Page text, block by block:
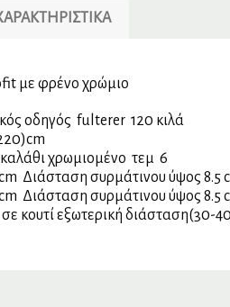
με φρένο χρώμιο
οδηγός fulterer 120 κιλά
χρωμιομένο τεμ 6
Διάσταση συρμάτινου ύψος 8.5
Διάσταση συρμάτινου ύψος 8.5
κουτί εξωτερική διάσταση(30-